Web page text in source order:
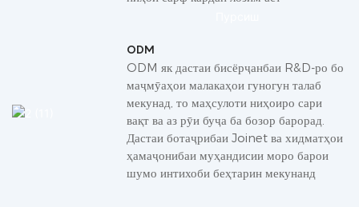
ODM
ODM як дастаи бисёрҷанбаи R&D-ро бо
маҷмӯаҳои малакаҳои гуногун талаб
мекунад, то маҳсулоти ниҳоиро сари
вақт ва аз рӯи буҷа ба бозор барорад.
Дастаи ботаҷрибаи Joinet ва хидматҳои
ҳамаҷонибаи муҳандисии моро барои
шумо интихоби беҳтарин мекунанд